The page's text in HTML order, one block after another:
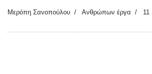
Μερόπη Σανοπούλου Ανθρώπων έργα 11